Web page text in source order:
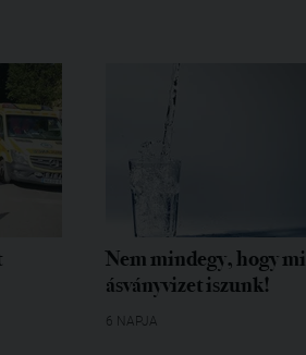
Nem mindegy, hogy
ásványvizet iszunk!
6 NAPJA